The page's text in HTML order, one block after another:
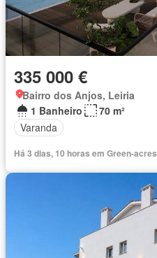
335 000 €
Bairro dos Anjos, Leiria
1 Banheiro
70 m²
Varanda
Há 3 dias, 10 horas em Green-acres